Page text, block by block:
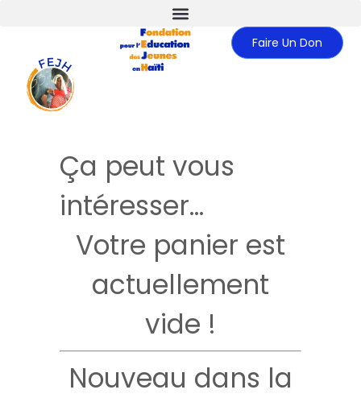
Faire Un Don
Ça peut vous
intéresser…
Votre panier est
actuellement
vide !
Nouveau dans la